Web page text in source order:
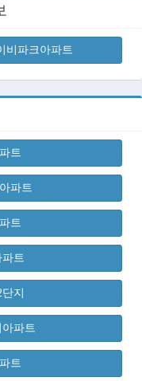
비파크아파트
트
파트
트
트
지
파트
트